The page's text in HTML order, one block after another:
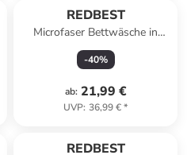
REDBEST
Microfaser Bettwäsche in
beige-grau
-40%
ab: 21,99 €
UVP: 36,99 €*
REDBEST